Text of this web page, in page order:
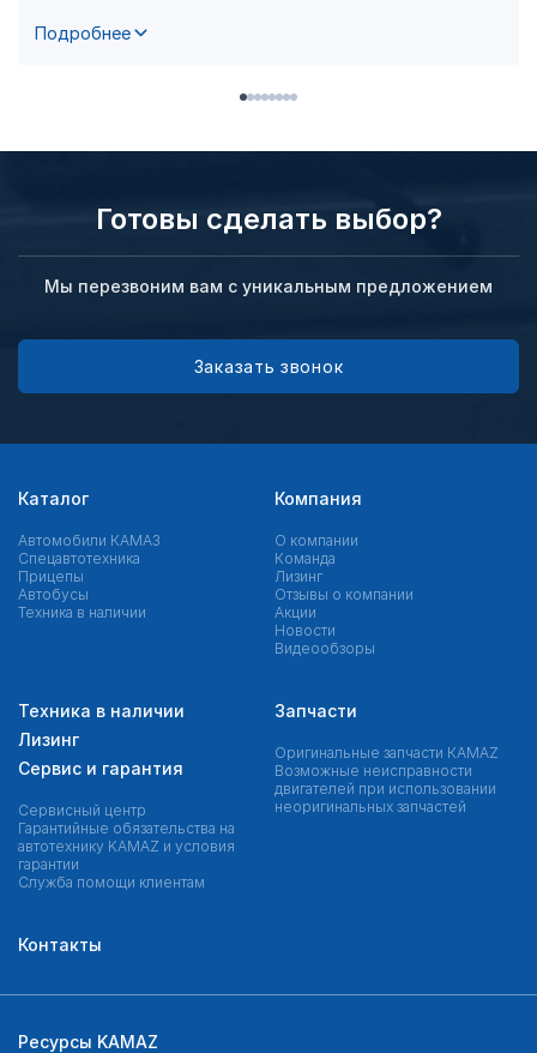
Подробнее
Готовы сделать выбор?
Мы перезвоним вам с уникальным предложением
Заказать звонок
Каталог
Автомобили КАМАЗ
Спецавтотехника
Прицепы
Автобусы
Техника в наличии
Компания
О компании
Команда
Лизинг
Отзывы о компании
Акции
Новости
Видеообзоры
Техника в наличии
Лизинг
Сервис и гарантия
Сервисный центр
Гарантийные обязательства на
автотехнику KAMAZ и условия
гарантии
Служба помощи клиентам
Запчасти
Оригинальные запчасти КAMAZ
Возможные неисправности
двигателей при использовании
неоригинальных запчастей
Контакты
Ресурсы KAMAZ